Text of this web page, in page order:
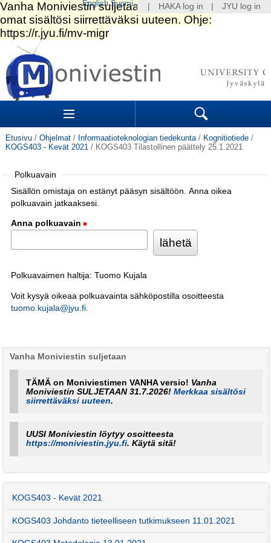
Siirry
sisältöön.
|
Siirry
navigointiin
Sections Search
Etusivu / Ohjelmat / Informaatioteknologian tiedekunta / Kognitiotiede /
KOGS403 - Kevät 2021 / KOGS403 Tilastollinen päättely 25.1.2021
Polkuavain
Sisällön omistaja on estänyt pääsyn sisältöön. Anna oikea
polkuavain jatkaaksesi.
Anna polkuavain
Polkuavaimen haltija: Tuomo Kujala
Voit kysyä oikeaa polkuavainta sähköpostilla osoitteesta
tuomo.kujala@jyu.fi.
Vanha Moniviestin suljetaan
TÄMÄ on Moniviestimen VANHA versio! Vanha
Moniviestin SULJETAAN 31.7.2026!Merkkaa sisältösi
siirrettäväksi uuteen.
UUSI Moniviestin löytyy osoitteesta
https://moniviestin.jyu.fi. Käytä sitä!
KOGS403 - Kevät 2021
KOGS403 Johdanto tieteelliseen tutkimukseen 11.01.2021
HAKA log in JYU log in
English Suomi